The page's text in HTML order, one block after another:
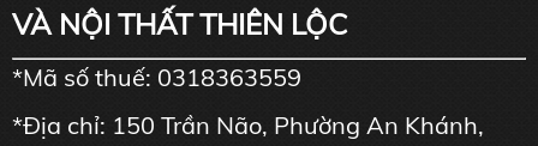
VÀ NỘI THẤT THIÊN LỘC
*Mã số thuế: 0318363559
*Địa chỉ: 150 Trần Não, Phường An Khánh,